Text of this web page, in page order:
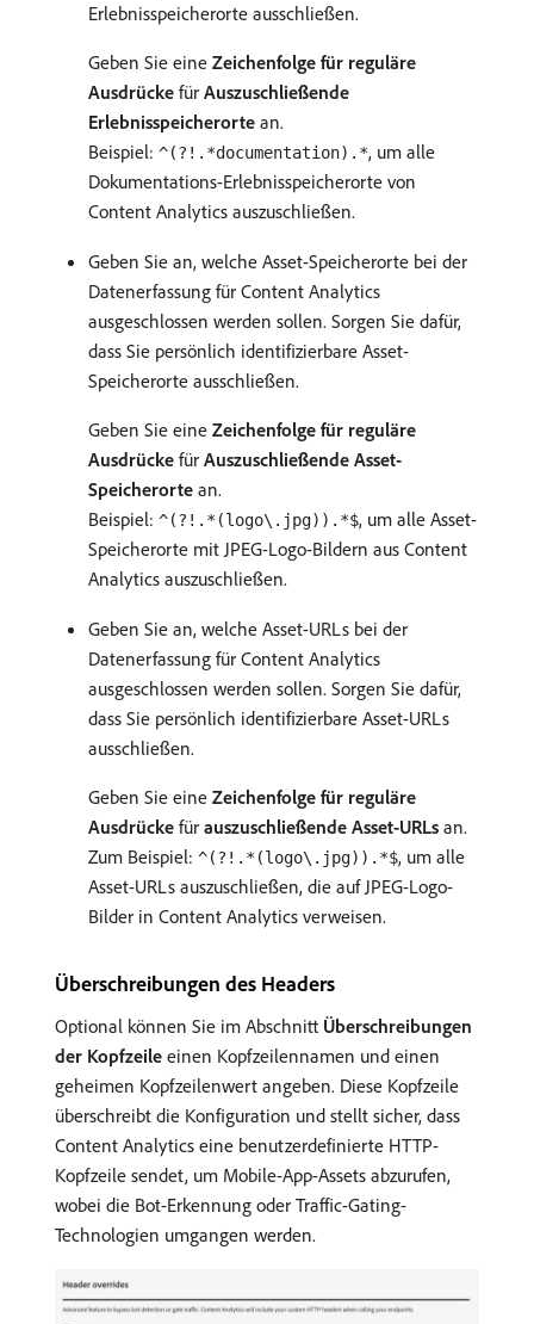
Erlebnisspeicherorte ausschließen.
Geben Sie eine Zeichenfolge für reguläre
Ausdrücke für Auszuschließende
Erlebnisspeicherorte an.
Beispiel: ^(?!.*documentation).*, um alle
Dokumentations-Erlebnisspeicherorte von
Content Analytics auszuschließen.
Geben Sie an, welche Asset-Speicherorte bei der
Datenerfassung für Content Analytics
ausgeschlossen werden sollen. Sorgen Sie dafür,
dass Sie persönlich identifizierbare Asset-
Speicherorte ausschließen.
Geben Sie eine Zeichenfolge für reguläre
Ausdrücke für Auszuschließende Asset-
Speicherorte an.
Beispiel: ^(?!.*(logo\.jpg)).*$, um alle Asset-
Speicherorte mit JPEG-Logo-Bildern aus Content
Analytics auszuschließen.
Geben Sie an, welche Asset-URLs bei der
Datenerfassung für Content Analytics
ausgeschlossen werden sollen. Sorgen Sie dafür,
dass Sie persönlich identifizierbare Asset-URLs
ausschließen.
Geben Sie eine Zeichenfolge für reguläre
Ausdrücke für auszuschließende Asset-URLs an.
Zum Beispiel: ^(?!.*(logo\.jpg)).*$, um alle
Asset-URLs auszuschließen, die auf JPEG-Logo-
Bilder in Content Analytics verweisen.
Überschreibungen des Headers
Optional können Sie im Abschnitt Überschreibungen
der Kopfzeile einen Kopfzeilennamen und einen
geheimen Kopfzeilenwert angeben. Diese Kopfzeile
überschreibt die Konfiguration und stellt sicher, dass
Content Analytics eine benutzerdefinierte HTTP-
Kopfzeile sendet, um Mobile-App-Assets abzurufen,
wobei die Bot-Erkennung oder Traffic-Gating-
Technologien umgangen werden.